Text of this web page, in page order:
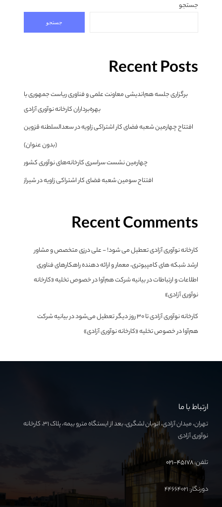
جستجو
جستجو
Recent Posts
برگزاری جلسه هم‌اندیشی معاونت علمی و فناوری ریاست جمهوری با
بهره‌برداران کارخانه نوآوری آزادی
افتتاح چهارمین شعبه فضای کار اشتراکی زاویه در سعدالسلطنه قزوین
(بدون عنوان)
چهارمین نشست سراسری کارخانه‌های نوآوری کشور
افتتاح سومین شعبه فضای کار اشتراکی زاویه در شیراز
Recent Comments
کارخانه نوآوری آزادی تعطیل می شود! - علی درزی متخصص و مشاور
ارشد شبکه های کامپیوتری، معمار و ارائه دهنده راهکارهای فناوری
اطلاعات و ارتباطاتدربیانیه شرکت هم‌آوا در خصوص تخلیه «کارخانه
نوآوری آزادی»
کارخانه نوآوری آزادی تا ۳۰ روز دیگر تعطیل می‌شود دربیانیه شرکت
هم‌آوا در خصوص تخلیه «کارخانه نوآوری آزادی»
ارتباط با ما
تهران، میدان آزادی، اتوبان لشگری، بعد از ایستگاه مترو بیمه، پلاک ۳۱، کارخانه
نوآوری آزادی
تلفن:۴۵۱۷۸-۰۲۱
دورنگار: ۴۴۶۶۴۰۲۱